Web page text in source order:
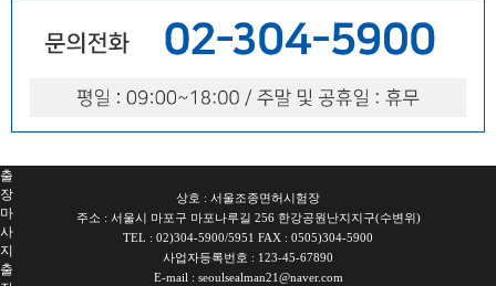
안
출
장
마
사
지
출
상호 : 서울조종면허시험장
주소 : 서울시 마포구 마포나루길 256 한강공원난지지구(수변위)
TEL : 02)304-5900/5951 FAX : 0505)304-5900
사업자등록번호 : 123-45-67890
E-mail : seoulsealman21@naver.com